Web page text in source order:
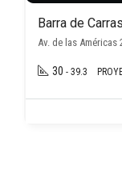
Barra de
Av. de las Américas
30 - 39.3